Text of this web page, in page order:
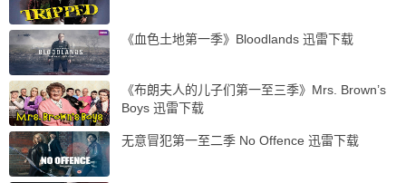
《血色土地第一季》Bloodlands 迅雷下载
《布朗夫人的儿子们第一至三季》Mrs. Brown’s
Boys 迅雷下载
无意冒犯第一至二季 No Offence 迅雷下载